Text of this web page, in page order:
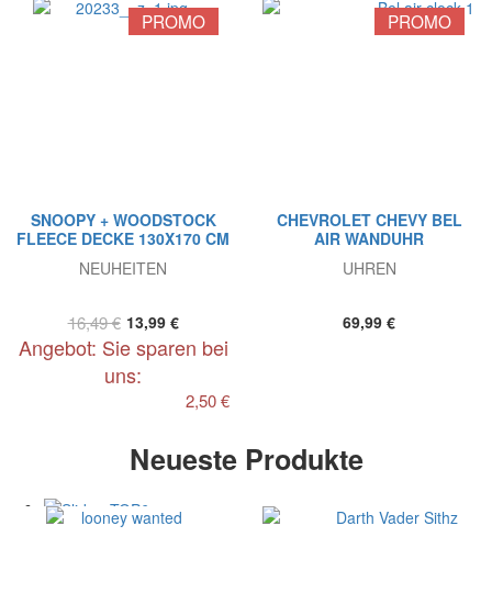
PROMO
SNOOPY + WOODSTOCK
FLEECE DECKE 130X170 CM
NEUHEITEN
16,49 € 13,99 €
Angebot: Sie sparen bei
uns:
2,50 €
PROMO
CHEVROLET CHEVY BEL
AIR WANDUHR
UHREN
69,99 €
Neueste Produkte